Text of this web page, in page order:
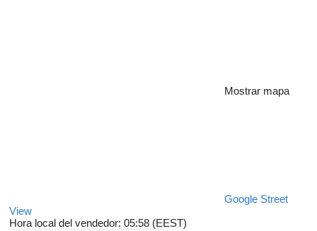
Mostrar mapa
Google Street
View
Hora local del vendedor: 05:58 (EEST)